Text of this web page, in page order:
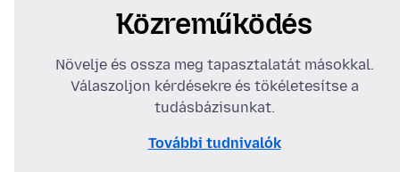
Közreműködés
Növelje és ossza meg tapasztalatát másokkal.
Válaszoljon kérdésekre és tökéletesítse a
tudásbázisunkat.
További tudnivalók